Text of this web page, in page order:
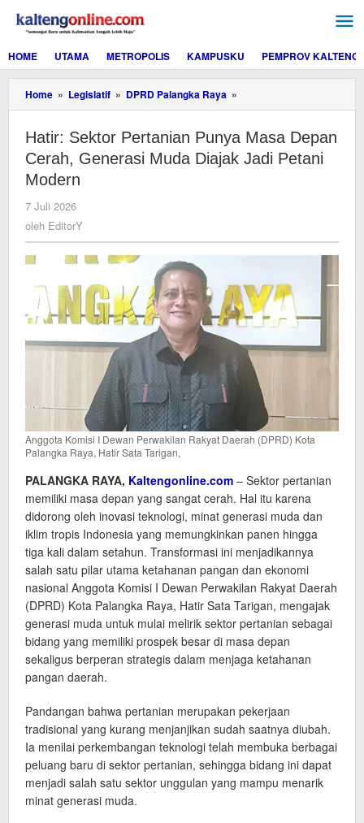
konten
HOME
UTAMA METROPOLIS KAMPUSKU PEMPROV KALTENG
Home » Legislatif » DPRD Palangka Raya »
Sektor
Punya
Masa
Depan
Jadi
Petani
Hatir: Sektor Pertanian Punya Masa Depan
Cerah, Generasi Muda Diajak Jadi Petani
Modern
7 Juli 2026
oleh EditorY
Anggota Komisi I Dewan Perwakilan Rakyat Daerah (DPRD) Kota
Palangka Raya, Hatir Sata Tarigan,
PALANGKA RAYA, Kaltengonline.com – Sektor pertanian
memiliki masa depan yang sangat cerah. Hal itu karena
didorong oleh inovasi teknologi, minat generasi muda dan
iklim tropis Indonesia yang memungkinkan panen hingga
tiga kali dalam setahun. Transformasi ini menjadikannya
salah satu pilar utama ketahanan pangan dan ekonomi
nasional Anggota Komisi I Dewan Perwakilan Rakyat Daerah
(DPRD) Kota Palangka Raya, Hatir Sata Tarigan, mengajak
generasi muda untuk mulai melirik sektor pertanian sebagai
bidang yang memiliki prospek besar di masa depan
sekaligus berperan strategis dalam menjaga ketahanan
pangan daerah.
Pandangan bahwa pertanian merupakan pekerjaan
tradisional yang kurang menjanjikan sudah saatnya diubah.
Ia menilai perkembangan teknologi telah membuka berbagai
peluang baru di sektor pertanian, sehingga bidang ini dapat
menjadi salah satu sektor unggulan yang mampu menarik
minat generasi muda.